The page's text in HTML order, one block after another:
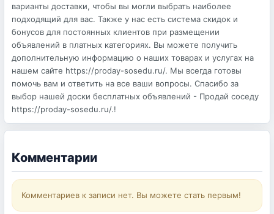
варианты доставки, чтобы вы могли выбрать наиболее
подходящий для вас. Также у нас есть система скидок и
бонусов для постоянных клиентов при размещении
объявлений в платных категориях. Вы можете получить
дополнительную информацию о наших товарах и услугах на
нашем сайте https://proday-sosedu.ru/. Мы всегда готовы
помочь вам и ответить на все ваши вопросы. Спасибо за
выбор нашей доски бесплатных объявлений - Продай соседу
https://proday-sosedu.ru/.!
Комментарии
Комментариев к записи нет. Вы можете стать первым!